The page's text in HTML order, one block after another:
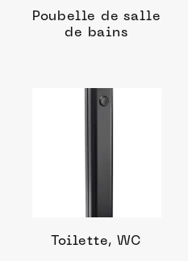
Poubelle de salle
de bains
Toilette, WC